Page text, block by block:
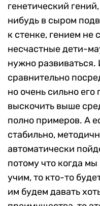
генетический
нибудь в сыром
к стенке, гением не
несчастные дети-
нужно
сравнительно
но очень сильно
выскочить выше
полно примеров. А
стабильно,
автоматически
потому что когда
учим, то кто-то
им будем давать